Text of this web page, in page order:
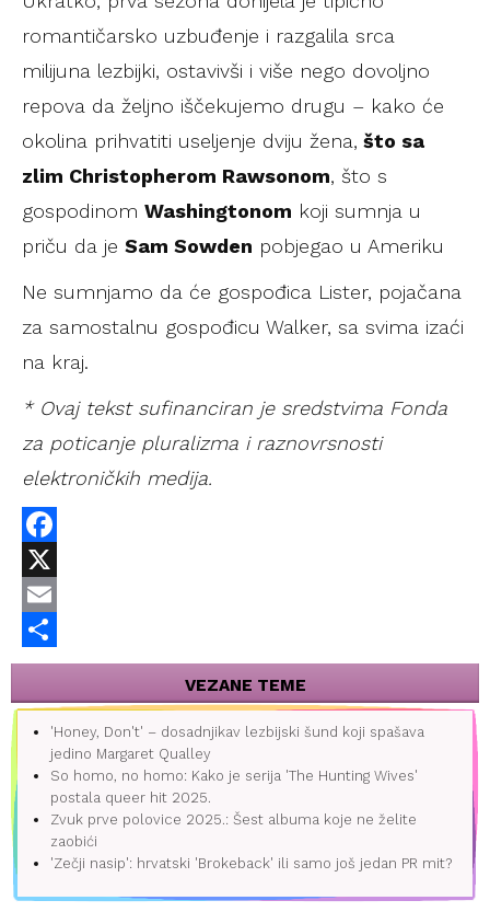
romantičarsko uzbuđenje i razgalila srca
milijuna lezbijki, ostavivši i više nego dovoljno
repova da željno iščekujemo drugu – kako će
okolina prihvatiti useljenje dviju žena, što sa
zlim Christopherom Rawsonom, što s
gospodinom Washingtonom koji sumnja u
priču da je Sam Sowden pobjegao u Ameriku
Ne sumnjamo da će gospođica Lister, pojačana
za samostalnu gospođicu Walker, sa svima izaći
na kraj.
* Ovaj tekst sufinanciran je sredstvima Fonda
za poticanje pluralizma i raznovrsnosti
elektroničkih medija.
Facebook
X
Email
Share
VEZANE TEME
'Honey, Don't' – dosadnjikav lezbijski šund koji spašava
jedino Margaret Qualley
So homo, no homo: Kako je serija 'The Hunting Wives'
postala queer hit 2025.
Zvuk prve polovice 2025.: Šest albuma koje ne želite
zaobići
'Zečji nasip': hrvatski 'Brokeback' ili samo još jedan PR mit?